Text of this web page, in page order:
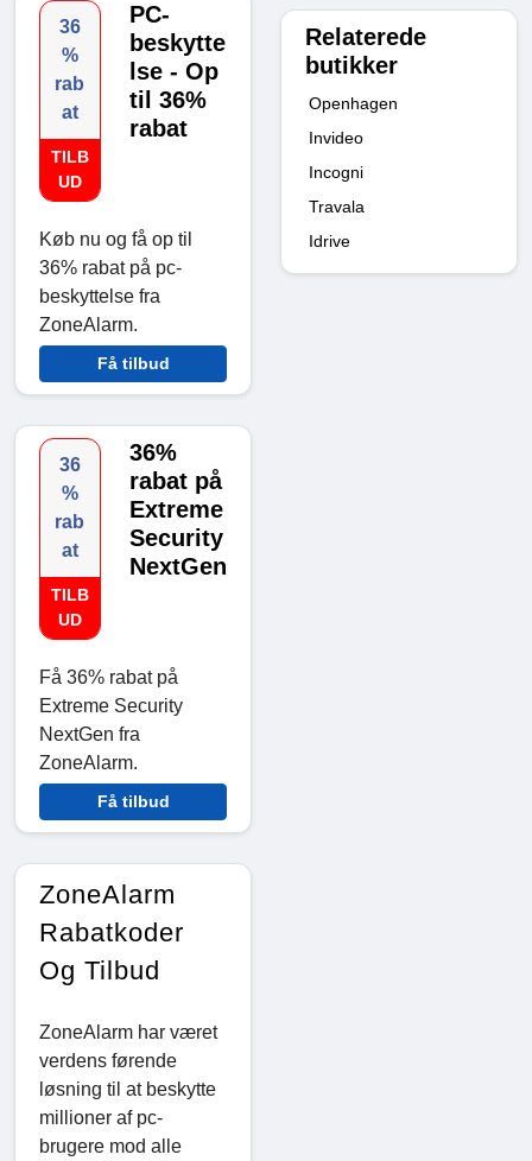
36
%
rab
at
TILB
UD
PC-
beskytte
lse - Op
til 36%
rabat
Køb nu og få op til
36% rabat på pc-
beskyttelse fra
ZoneAlarm.
Få tilbud
36
%
rab
at
TILB
UD
36%
rabat på
Extreme
Security
NextGen
Få 36% rabat på
Extreme Security
NextGen fra
ZoneAlarm.
Få tilbud
ZoneAlarm
Rabatkoder
Og Tilbud
ZoneAlarm har været
verdens førende
løsning til at beskytte
millioner af pc-
brugere mod alle
Relaterede
butikker
Openhagen
Invideo
Incogni
Travala
Idrive